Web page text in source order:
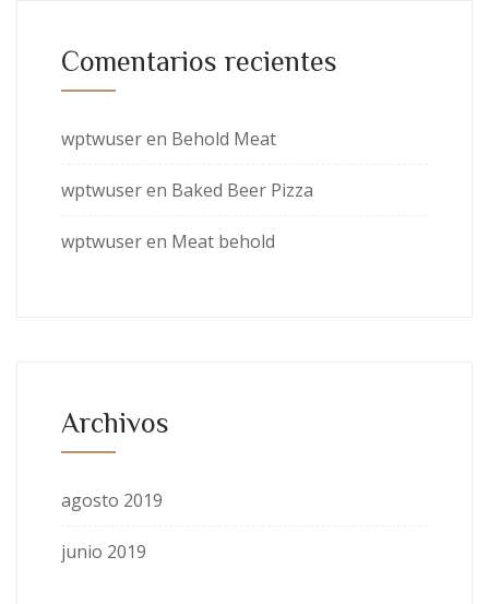
Comentarios recientes
wptwuseren Behold Meat
wptwuseren Baked Beer Pizza
wptwuseren Meat behold
Archivos
agosto 2019
junio 2019